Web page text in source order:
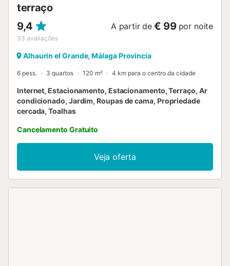
terraço
9,4
33 avaliações
A partir de € 99 por noite
Alhaurín el Grande, Málaga Provincia
6 pess. 3 quartos 120 m² 4 km para o centro da cidade
Internet, Estacionamento, Estacionamento, Terraço, Ar
condicionado, Jardim, Roupas de cama, Propriedade
cercada, Toalhas
Cancelamento Gratuito
Veja oferta